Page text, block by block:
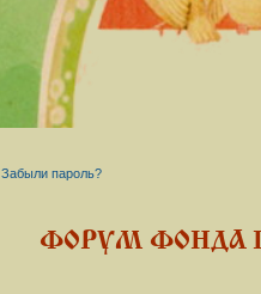
Забыли пароль?
ФОРУМ ФОНДА